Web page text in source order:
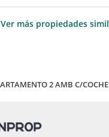
Ver más propiedades